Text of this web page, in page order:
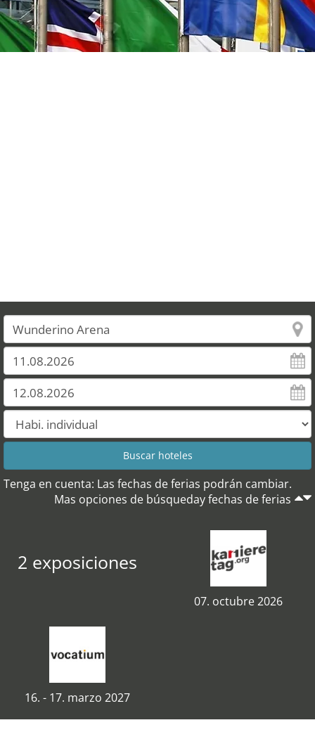
Tenga en cuenta: Las fechas de ferias podrán cambiar.
Mas opciones de búsqueday fechas de ferias
2 exposiciones
07. octubre 2026
16. - 17. marzo 2027